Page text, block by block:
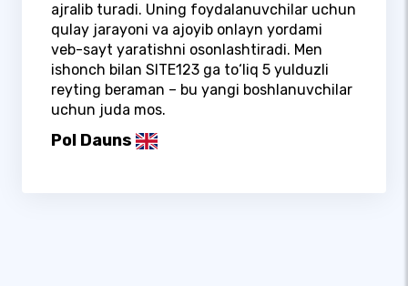
ajralib turadi. Uning foydalanuvchilar uchun
qulay jarayoni va ajoyib onlayn yordami
veb-sayt yaratishni osonlashtiradi. Men
ishonch bilan SITE123 ga to‘liq 5 yulduzli
reyting beraman – bu yangi boshlanuvchilar
uchun juda mos.
Pol Dauns